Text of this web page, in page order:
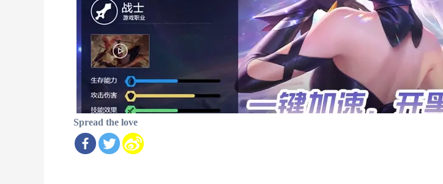
Spread the love